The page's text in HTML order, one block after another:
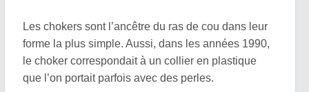
Les chokers sont l’ancêtre du ras de cou dans leur
forme la plus simple. Aussi, dans les années 1990,
le choker correspondait à un collier en plastique
que l’on portait parfois avec des perles.